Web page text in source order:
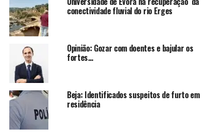
conectividade fluvial do rio Erges
Opinião: Gozar com doentes e bajular os
fortes…
Beja: Identificados suspeitos de furto em
residência